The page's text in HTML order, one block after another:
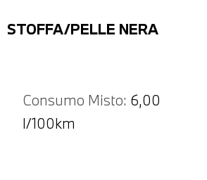
STOFFA/PELLE NERA
Consumo Misto: 6,00
l/100km